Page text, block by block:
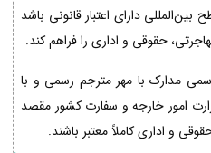
دارای اعتبار قانونی باشد
حقوقی و اداری را فراهم کند.
مدارک با مهر مترجم رسمی و با
امور خارجه و سفارت کشور مقصد
و اداری کاملاً معتبر باشند.